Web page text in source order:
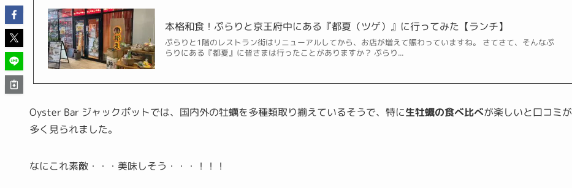
本格和食！ぷらりと京王府中にある『都夏（ツゲ）』に行ってみた【ランチ】
ぷらりと1階のレストラン街はリニューアルしてから、お店が増えて賑わっていますね。 さてさて、そんなぷ
らりにある『都夏』に皆さまは行ったことがありますか？ ぷらり...
Oyster Bar ジャックポットでは、国内外の牡蠣を多種類取り揃えているそうで、特に生牡蠣の食べ比べが楽しいと口コミが
多く見られました。
なにこれ素敵・・・美味しそう・・・！！！